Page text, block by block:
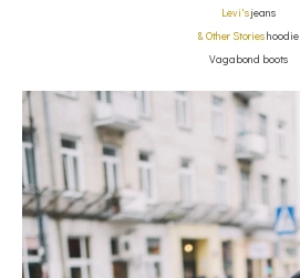
Levi'sjeans
& Other Storieshoodie
Vagabond boots